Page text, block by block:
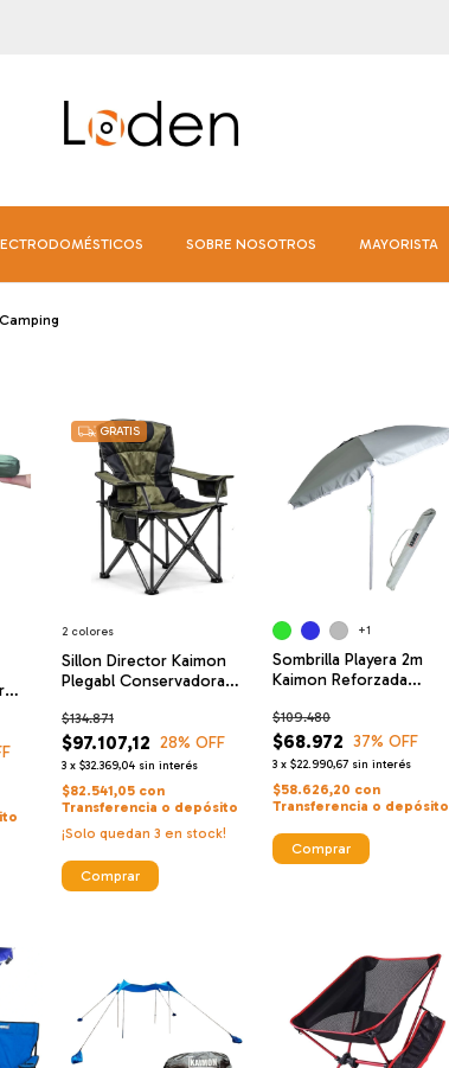
SOBRE NOSOTROS MAYORISTA
GRATIS
Sillon Director Kaimon
Plegabl Conservadora
$97.107,12
$134.871
28% OFF
3 x $32.369,04 sin interés
$82.541,05 con
Transferencia o depósito
¡Solo quedan 3 en stock!
2 colores
Comprar
Sombrilla Playera 2m
Kaimon Reforzada
$68.972
$109.480
37% OFF
3 x $22.990,67 sin interés
$58.626,20 con
Transferencia o depósito
+1
Comprar